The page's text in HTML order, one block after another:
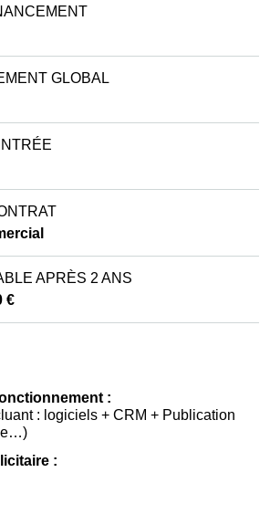
GLOBAL
APRÈS 2 ANS
€
:
: logiciels + CRM + Publication
: